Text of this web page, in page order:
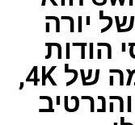
יורה
הודות
לוויזואליה המדהימה של 4K,